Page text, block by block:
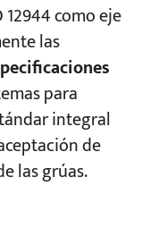
como eje
las
para
integral
de
las grúas.